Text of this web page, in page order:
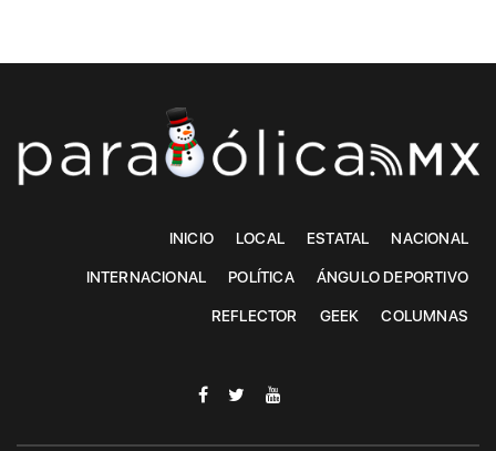
INICIO LOCAL ESTATAL NACIONAL
INTERNACIONAL POLÍTICA ÁNGULO DEPORTIVO
REFLECTOR GEEK COLUMNAS